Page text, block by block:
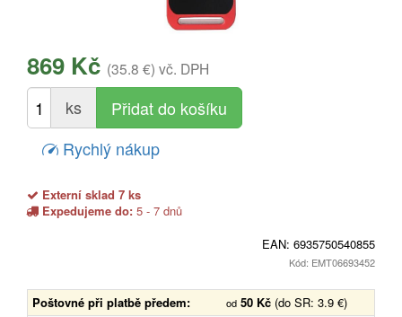
869 Kč (35.8 €) vč. DPH
ks
Rychlý nákup
Externí sklad 7 ks
Expedujeme do: 5 - 7 dnů
EAN: 6935750540855
Kód: EMT06693452
Poštovné při platbě předem: od 50 Kč (do SR: 3.9 €)